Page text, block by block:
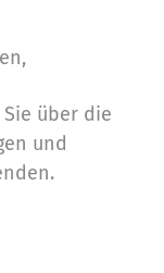
über die
und